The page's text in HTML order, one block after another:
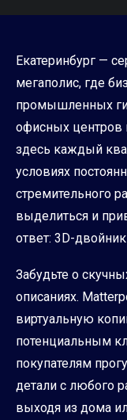
Екатеринбург —
мегаполис, где
промышленных
офисных центров
здесь каждый
условиях
стремительного
выделиться и
ответ: 3D-
Забудьте о
описаниях.
виртуальную
потенциальным
покупателям
детали с любого
выходя из дома